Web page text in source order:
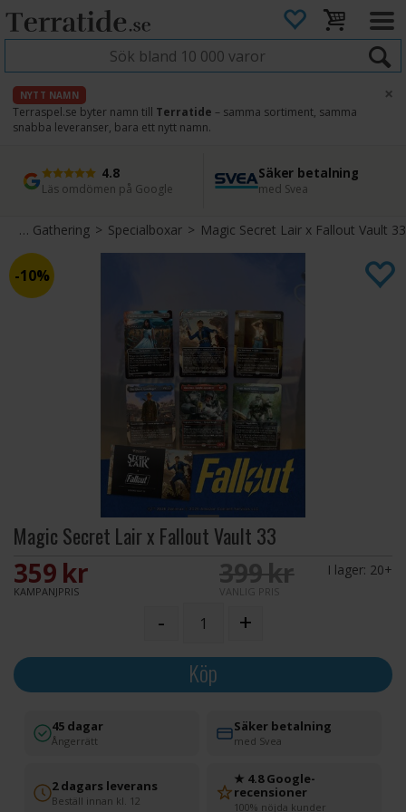
NYTT NAMN
Terraspel.se byter namn till Terratide – samma sortiment, samma
snabba leveranser, bara ett nytt namn.
×
4.8
Läs omdömen på Google
Säker betalning
med Svea
Snabb leverans
Direkt från lager
45 dagars ångerrätt
Enkel retur
Magic The Gathering>Specialboxar> Magic Secret Lair x Fallout Vault 33
10%
Magic Secret Lair x Fallout Vault 33
359 SEK
KAMPANJPRIS
399 SEK
VANLIG PRIS
I lager: 20+
- +
Köp
45 dagar
Ångerrätt
Säker betalning
med Svea
2 dagars leverans
Beställ innan kl. 12
★ 4.8 Google-
recensioner
100% nöjda kunder